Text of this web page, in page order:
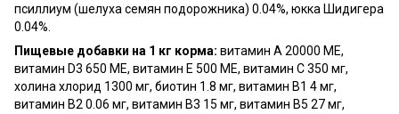
псиллиум (шелуха семян подорожника) 0.04%, юкка Шидигера
0.04%.
Пищевые добавки на 1 кг корма: витамин A 20000 МЕ,
витамин D3 650 МЕ, витамин E 500 МЕ, витамин C 350 мг,
холина хлорид 1300 мг, биотин 1.8 мг, витамин B1 4 мг,
витамин B2 0.06 мг, витамин B3 15 мг, витамин B5 27 мг,